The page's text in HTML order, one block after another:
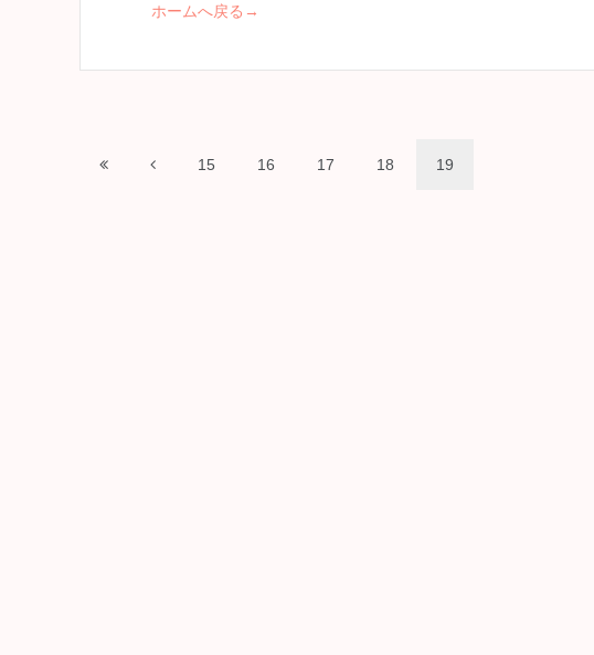
ホームへ戻る→
15 16 17 18 19